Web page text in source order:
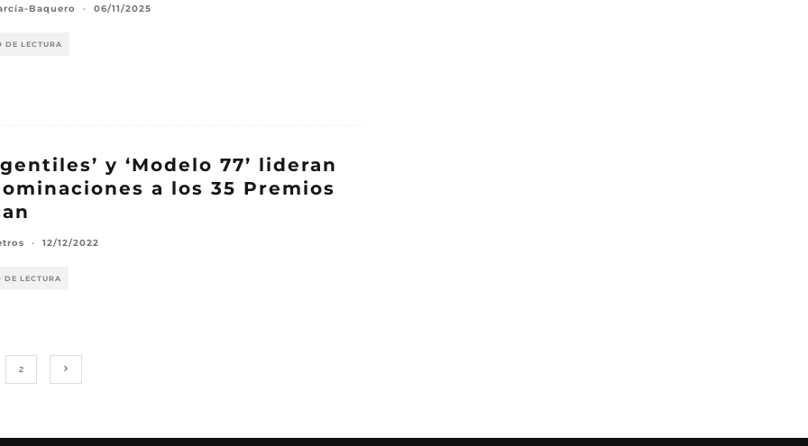
Baquero · 06/11/2025
DE LECTURA
gentiles’ y ‘Modelo 77’ lideran
a los 35 Premios
· 12/12/2022
DE LECTURA
2